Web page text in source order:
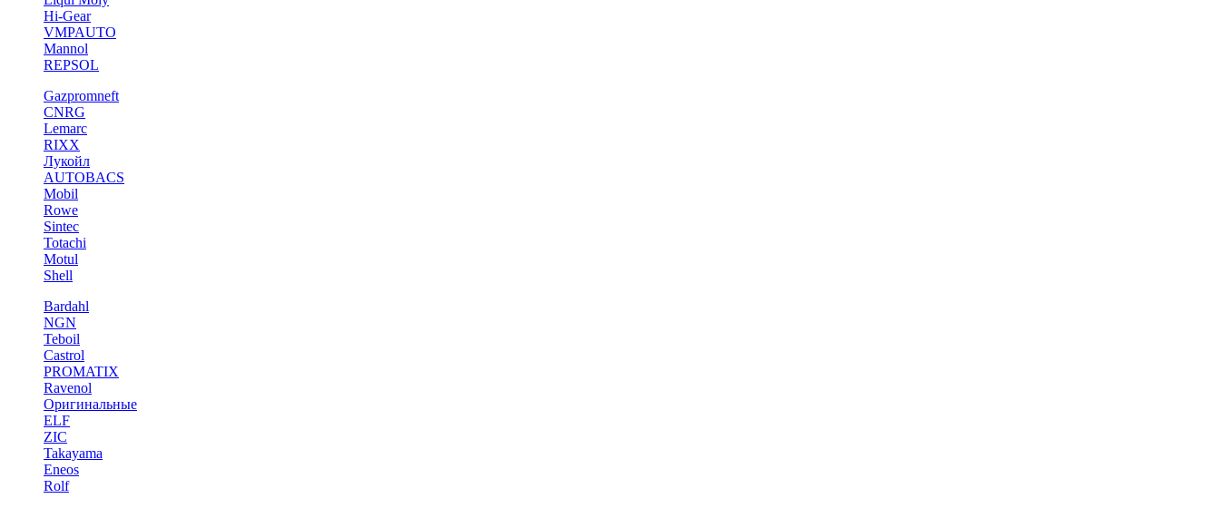
Hi-Gear
VMPAUTO
Mannol
REPSOL
Gazpromneft
CNRG
Lemarc
RIXX
Лукойл
AUTOBACS
Mobil
Rowe
Sintec
Totachi
Motul
Shell
Bardahl
NGN
Teboil
Castrol
PROMATIX
Ravenol
Оригинальные
ELF
ZIC
Takayama
Eneos
Rolf